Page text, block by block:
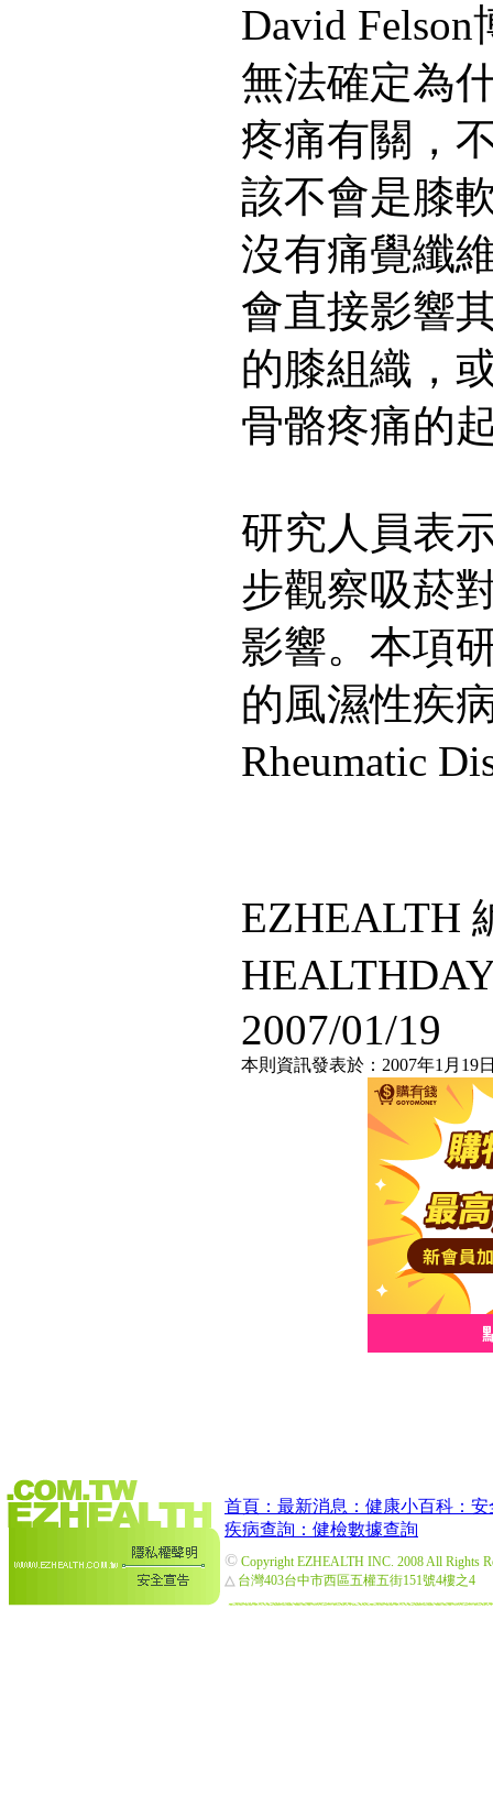
David
無法確定為
疼痛有關，
該不會是膝
沒有痛覺纖
會直接影響
的膝組織，
骨骼疼痛的
研究人員表
步觀察吸菸
影響。本項
的風濕性疾
Rheumatic
EZHEALTH
2007/01/19
本則資訊發表於：2007年1月19
首頁： 最新消息： 健康小百科： 安
疾病查詢： 健檢數據查詢
© Copyright EZHEALTH INC. 2008 All Rights
△ 台灣403台中市西區五權五街151號4樓之4